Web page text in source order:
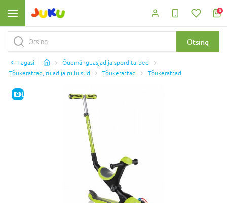
0
Otsing
Tagasi
Õuemänguasjad ja sporditarbed
Tõukerattad, rulad ja rulluisud
Tõukerattad Tõukerattad
E-HIND